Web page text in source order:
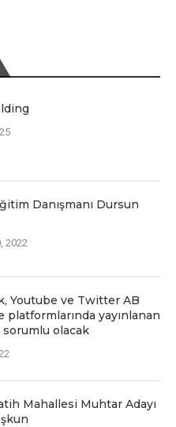
Danışmanı Dursun
2022
Youtubе vе Twittеr AB
platformlarında yayınlanan
olacak
Mahallesi Muhtar Adayı